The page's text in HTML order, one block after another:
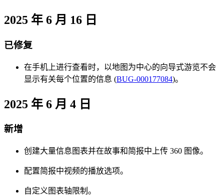
2025 年 6 月 16 日
已修复
在手机上进行查看时，以地图为中心的向导式游览不会
显示有关每个位置的信息 (BUG-000177084)。
2025 年 6 月 4 日
新增
创建大量信息图表并在故事和简报中上传 360 图像。
配置简报中视频的播放选项。
自定义图表轴限制。